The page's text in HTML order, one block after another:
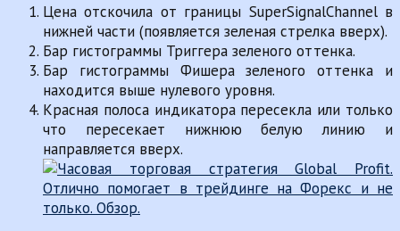
Цена отскочила от границы SuperSignalChannel в
нижней части (появляется зеленая стрелка вверх).
Бар гистограммы Триггера зеленого оттенка.
Бар гистограммы Фишера зеленого оттенка и
находится выше нулевого уровня.
Красная полоса индикатора пересекла или только
что пересекает нижнюю белую линию и
направляется вверх.